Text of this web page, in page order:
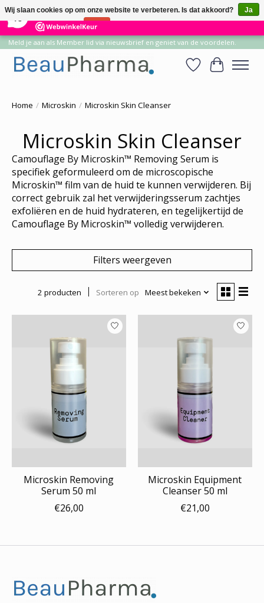
14 Reviews ×
Meld je aan als Member lid via nieuwsbrief en geniet van de voordelen.
Verlanglijst
Home / Microskin / Microskin Skin Cleanser
Microskin Skin Cleanser
Camouflage By Microskin™ Removing Serum is
specifiek geformuleerd om de microscopische
Microskin™ film van de huid te kunnen verwijderen. Bij
correct gebruik zal het verwijderingsserum zachtjes
exfoliëren en de huid hydrateren, en tegelijkertijd de
Camouflage By Microskin™ volledig verwijderen.
Filters weergeven
2 producten Sorteren op Meest bekeken
Microskin Removing
Serum 50 ml
€26,00
Microskin Equipment
Cleanser 50 ml
€21,00
Wij slaan cookies op om onze website te verbeteren. Is dat akkoord?
Ja
Nee